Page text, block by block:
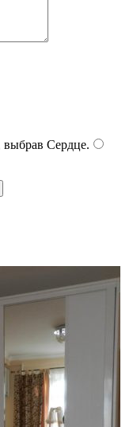
выбрав Сердце.